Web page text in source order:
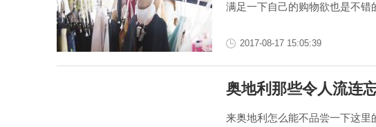
满足一下自己的购物欲也是不错
2017-08-17 15:05:39
奥地利那些令人流连
来奥地利怎么能不品尝一下这